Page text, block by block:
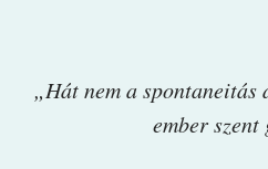
„Hát nem a spontaneitás
ember